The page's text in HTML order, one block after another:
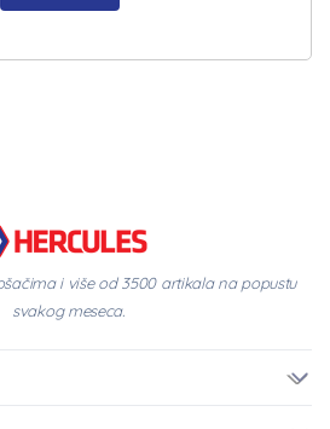
i više od 3500 artikala na popustu
svakog meseca.